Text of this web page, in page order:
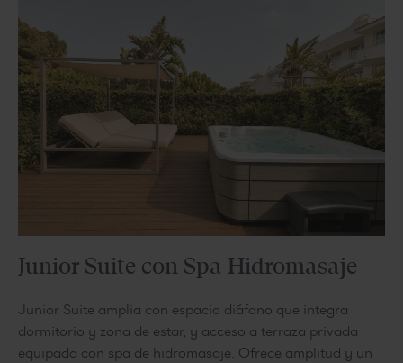
Junior Suite con Spa Hidromasaje
Junior Suite amplia con espacio diáfano que integra
dormitorio y zona de estar, y acceso a terraza privada
equipada con spa de hidromasaje. Ofrece amplitud y un